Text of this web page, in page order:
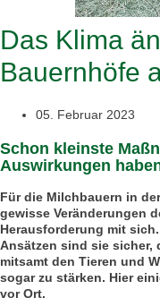
Das Klima
Bauernhöfe
05. Februar 2023
Schon kleinste
Auswirkungen
Für die Milchbauern in
gewisse Veränderungen
Herausforderung mit
Ansätzen sind sie sicher,
mitsamt den Tieren und
sogar zu stärken. Hier
vor Ort.